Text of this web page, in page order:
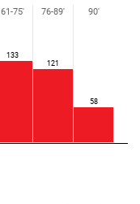
133
121
58
61-75' 76-89' 90'